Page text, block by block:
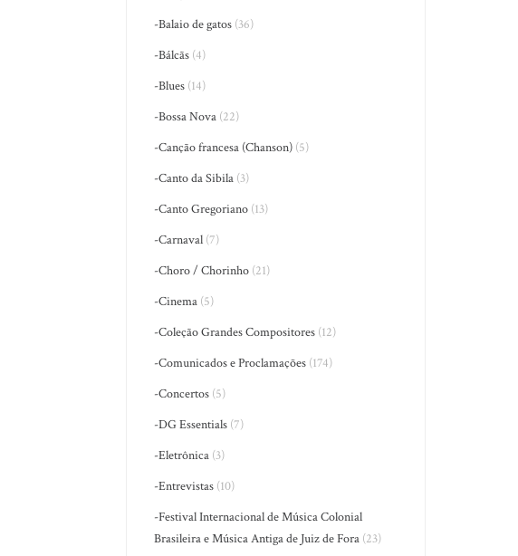
-Balaio de gatos (36)
-Bálcãs (4)
-Blues (14)
-Bossa Nova (22)
-Canção francesa (Chanson) (5)
-Canto da Sibila (3)
-Canto Gregoriano (13)
-Carnaval (7)
-Choro / Chorinho (21)
-Cinema (5)
-Coleção Grandes Compositores (12)
-Comunicados e Proclamações (174)
-Concertos (5)
-DG Essentials (7)
-Eletrônica (3)
-Entrevistas (10)
-Festival Internacional de Música Colonial
Brasileira e Música Antiga de Juiz de Fora (23)